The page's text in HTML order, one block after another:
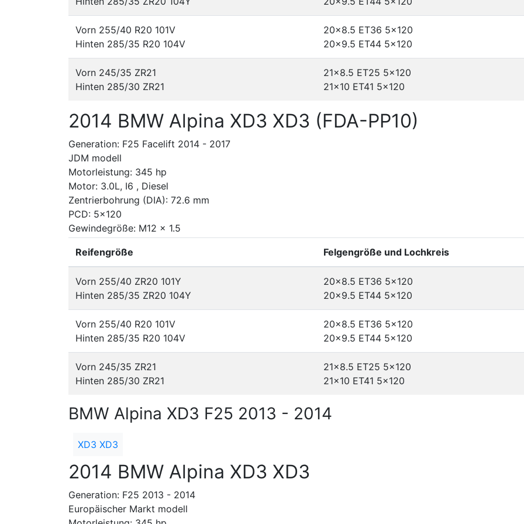
Vorn 255/40 R20 101V
Hinten 285/35 R20 104V
20x8.5 ET36 5x120
20x9.5 ET44 5x120
Vorn 245/35 ZR21
Hinten 285/30 ZR21
21x8.5 ET25 5x120
21x10 ET41 5x120
2014 BMW Alpina XD3 XD3 (FDA-PP10)
Generation: F25 Facelift 2014 - 2017
JDM modell
Motorleistung: 345 hp
Motor: 3.0L, I6 , Diesel
Zentrierbohrung (DIA): 72.6 mm
PCD: 5x120
Gewindegröße: M12 x 1.5
Reifengröße Felgengröße und Lochkreis
Vorn 255/40 ZR20 101Y
Hinten 285/35 ZR20 104Y
20x8.5 ET36 5x120
20x9.5 ET44 5x120
Vorn 255/40 R20 101V
Hinten 285/35 R20 104V
20x8.5 ET36 5x120
20x9.5 ET44 5x120
Vorn 245/35 ZR21
Hinten 285/30 ZR21
21x8.5 ET25 5x120
21x10 ET41 5x120
BMW Alpina XD3 F25 2013 - 2014
XD3 XD3
2014 BMW Alpina XD3 XD3
Generation: F25 2013 - 2014
Europäischer Markt modell